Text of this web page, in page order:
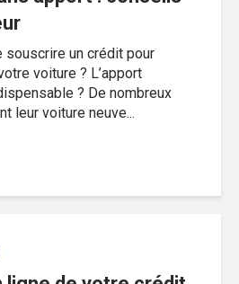
souscrire un crédit pour
voiture ? L’apport
? De nombreux
leur voiture neuve...